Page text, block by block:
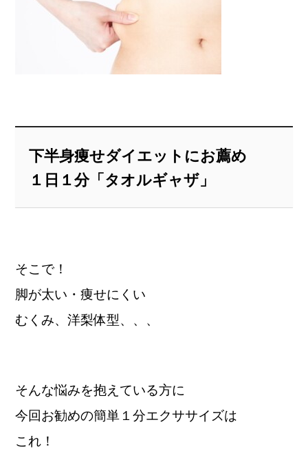
下半身痩せダイエットにお薦め
１日１分「タオルギャザ」
そこで！
脚が太い・痩せにくい
むくみ、洋梨体型、、、
そんな悩みを抱えている方に
今回お勧めの簡単１分エクササイズは
これ！